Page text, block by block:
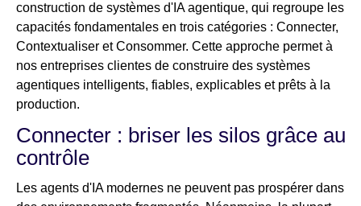
construction de systèmes d'IA agentique, qui regroupe les
capacités fondamentales en trois catégories : Connecter,
Contextualiser et Consommer. Cette approche permet à
nos entreprises clientes de construire des systèmes
agentiques intelligents, fiables, explicables et prêts à la
production.
Connecter : briser les silos grâce au
contrôle
Les agents d'IA modernes ne peuvent pas prospérer dans